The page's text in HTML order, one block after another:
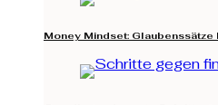
Money Mindset: